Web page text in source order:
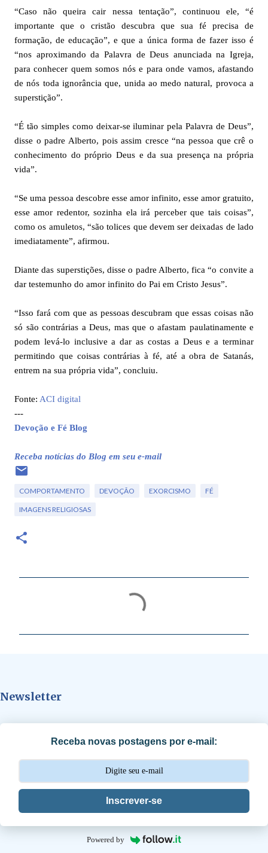
“Caso não queira cair nessa tentação”, continuou ele, “é
importante que o cristão descubra que sua fé precisa de
formação, de educação”, e que a única forma de fazer isso é
“nos aproximando da Palavra de Deus anunciada na Igreja,
para conhecer quem somos nós e para onde vamos, afastando
de nós toda ignorância que, unida ao medo natural, provoca a
superstição”.
“É tão simples como deixar-se iluminar pela Palavra de Deus”,
disse o padre Alberto, pois assim cresce “na pessoa que crê o
conhecimento do próprio Deus e da sua presença na própria
vida”.
“Se uma pessoa descobre esse amor infinito, esse amor gratuito,
esse amor redentor, sozinha ela irá perceber que tais coisas”,
como os amuletos, “são tolices que devem ser deixadas de lado
imediatamente”, afirmou.
Diante das superstições, disse o padre Alberto, fica “o convite a
dar testemunho do amor infinito do Pai em Cristo Jesus”.
“Isso fará com que as pessoas descubram que essas coisas não
só são contrárias a Deus, mas que o afastam paulatinamente e
podem levá-lo inclusive a dar as costas a Deus e a terminar
permitindo que coisas contrárias à fé, até a obra de Satanás,
entrem na sua própria vida”, concluiu.
Fonte: ACI digital
---
Devoção e Fé Blog
Receba notícias do Blog em seu e-mail
COMPORTAMENTO DEVOÇÃO EXORCISMO FÉ
IMAGENS RELIGIOSAS
á
s
Newsletter
Receba novas postagens por e-mail:
Inscrever-se
Powered by